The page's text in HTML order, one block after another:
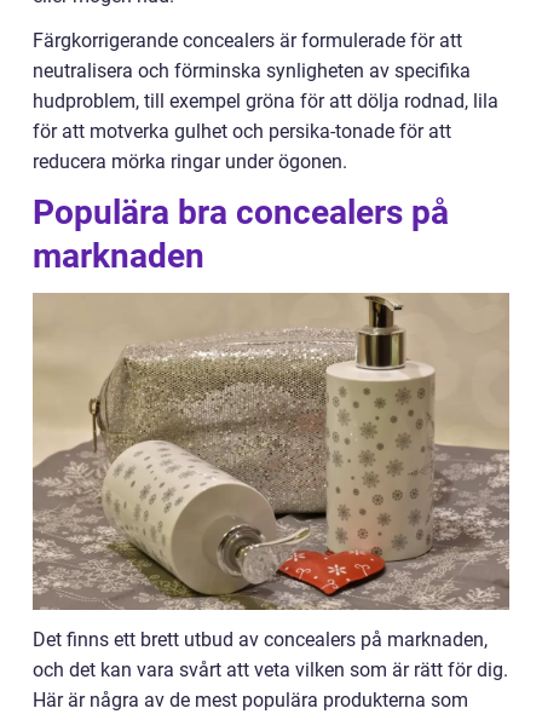
Färgkorrigerande concealers är formulerade för att
neutralisera och förminska synligheten av specifika
hudproblem, till exempel gröna för att dölja rodnad, lila
för att motverka gulhet och persika-tonade för att
reducera mörka ringar under ögonen.
Populära bra concealers på
marknaden
Det finns ett brett utbud av concealers på marknaden,
och det kan vara svårt att veta vilken som är rätt för dig.
Här är några av de mest populära produkterna som